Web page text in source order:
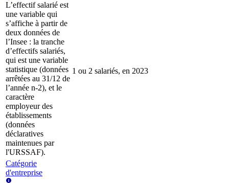
L’effectif salarié est
une variable qui
s’affiche à partir de
deux données de
l’Insee : la tranche
d’effectifs salariés,
qui est une variable
statistique (données
arrêtées au 31/12 de
l’année n-2), et le
caractère
employeur des
établissements
(données
déclaratives
maintenues par
l'URSSAF).
1 ou 2 salariés, en 2023
Catégorie
d'entreprise